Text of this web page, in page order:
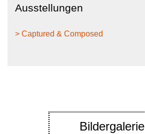
Ausstellungen
> Captured & Composed
Bildergalerie